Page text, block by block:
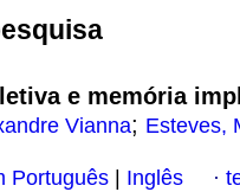
e memória
Vianna; Esteves,
Português | Inglês ·